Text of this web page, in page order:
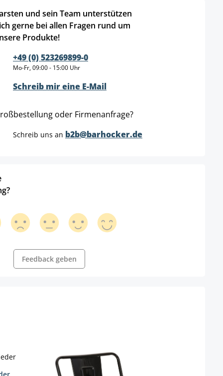
und sein Team unterstützen
gerne bei allen Fragen rund um
Produkte!
+49 (0) 523269899-0
Mo-Fr, 09:00 - 15:00 Uhr
Schreib mir eine E-Mail
oder Firmenanfrage?
Schreib uns an b2b@barhocker.de
Feedback geben